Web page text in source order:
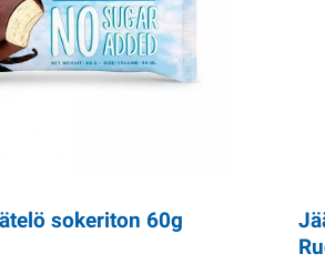
sokeriton 60g